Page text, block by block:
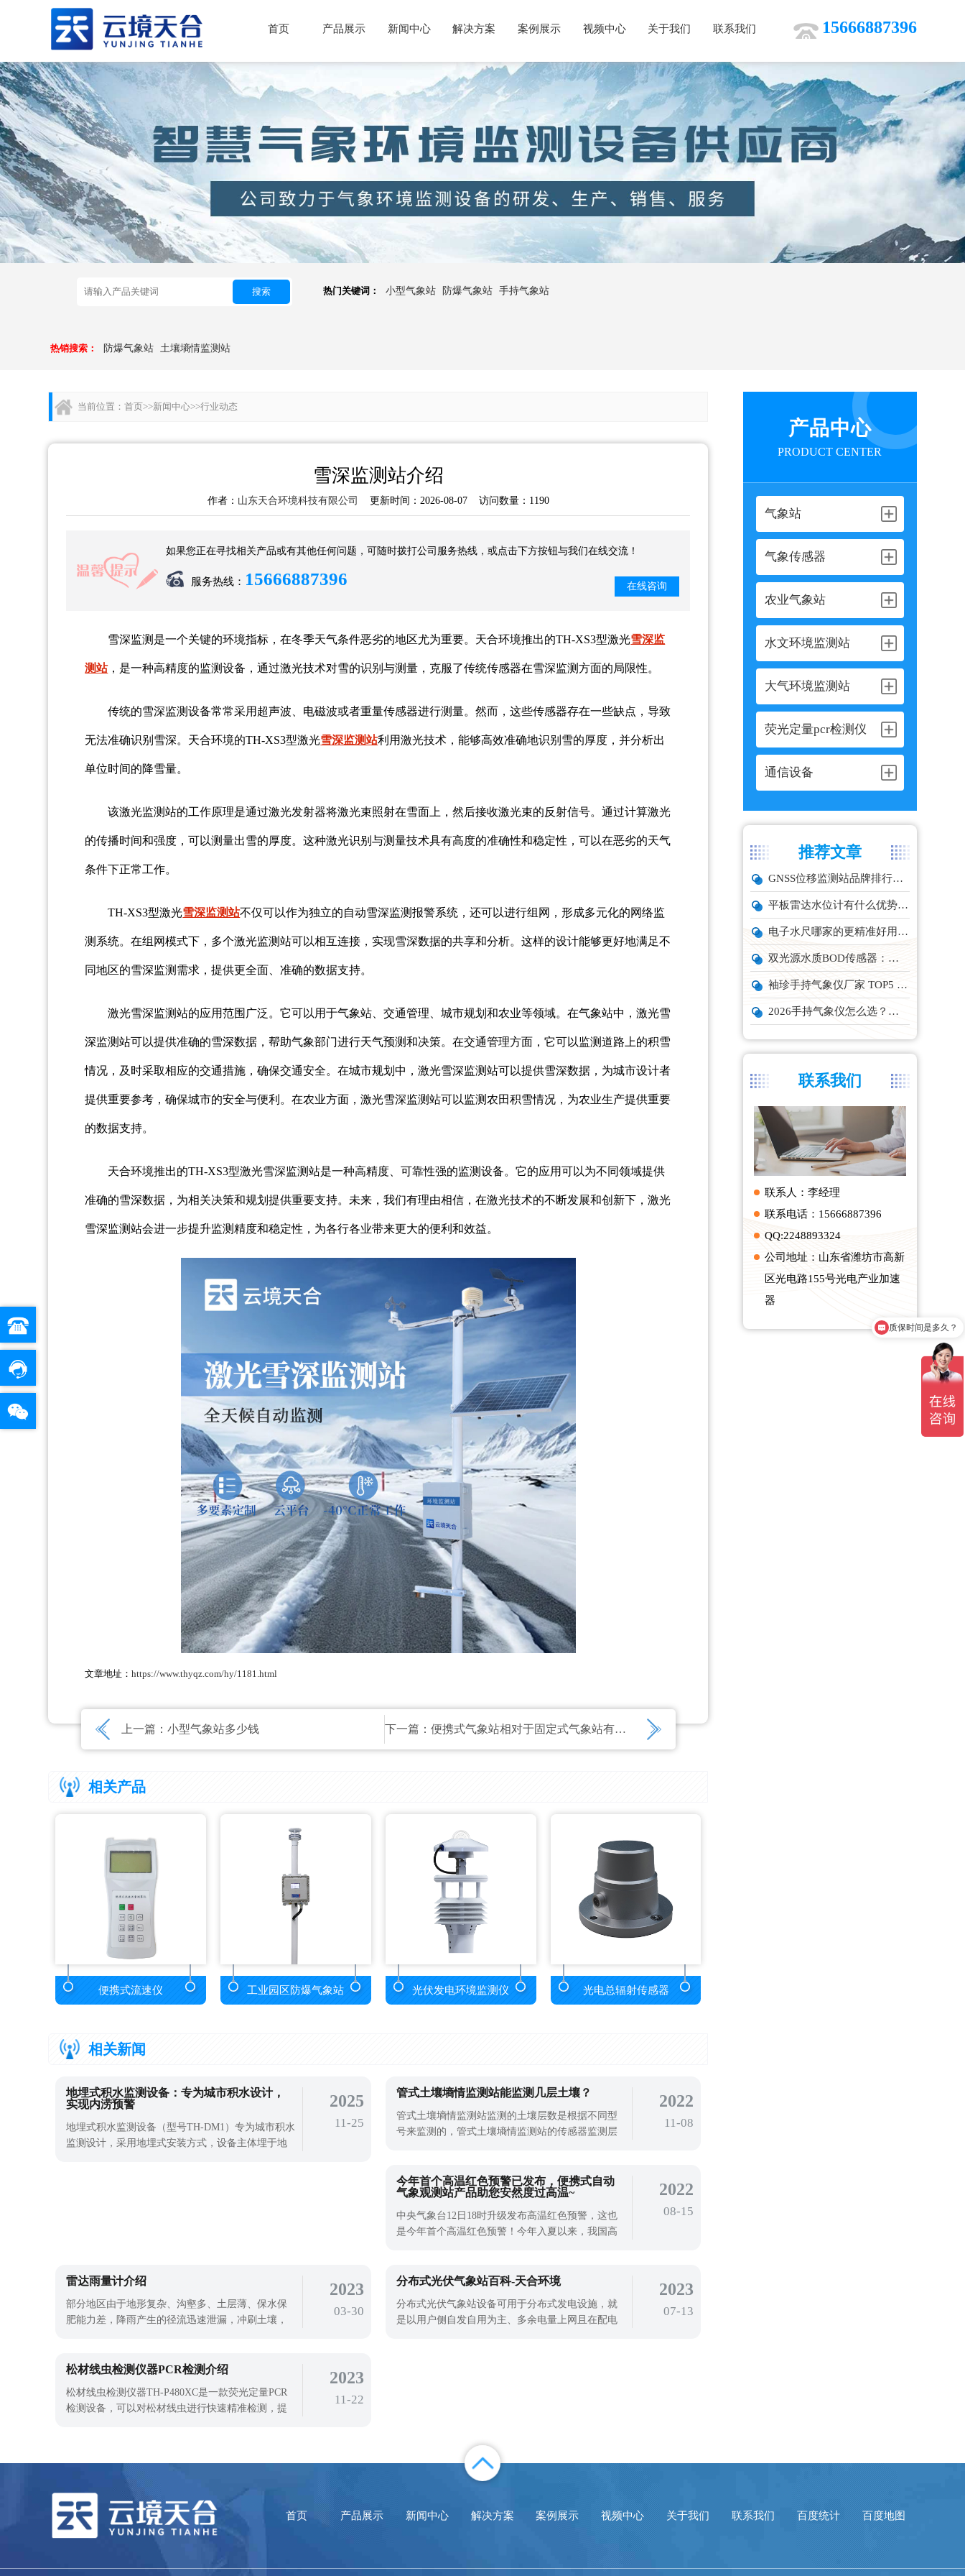
15666887396
首页 产品展示 新闻中心 解决方案 案例展示 视频中心 关于我们 联系我们
搜索 热门关键词： 小型气象站 防爆气象站 手持气象站
热销搜索： 防爆气象站 土壤墒情监测站
产品中心
PRODUCT CENTER
气象站
气象传感器
农业气象站
水文环境监测站
大气环境监测站
荧光定量pcr检测仪
通信设备
推荐文章
GNSS位移监测站品牌排行与选型推荐
平板雷达水位计有什么优势？精准耐用品牌top1推荐！
电子水尺哪家的更精准好用？推荐云境天合TH-SC系列经济型设备
双光源水质BOD传感器：在线水体有机物监测设备厂家推荐
袖珍手持气象仪厂家 TOP5 实力榜单
2026手持气象仪怎么选？云境天合、天蔚主流机型深度测评
联系我们
联系人：李经理
联系电话：15666887396
QQ:2248893324
公司地址：山东省潍坊市高新
区光电路155号光电产业加速
器
当前位置：首页>>新闻中心>>行业动态
雪深监测站介绍
作者： 山东天合环境科技有限公司 更新时间：2026-08-07 访问数量：1190
如果您正在寻找相关产品或有其他任何问题，可随时拨打公司服务热线，或点击下方按钮与我们在线交流！
服务热线： 15666887396 在线咨询
雪深监测是一个关键的环境指标，在冬季天气条件恶劣的地区尤为重要。天合环境推出的TH-XS3型激光雪深监
测站，是一种高精度的监测设备，通过激光技术对雪的识别与测量，克服了传统传感器在雪深监测方面的局限性。
传统的雪深监测设备常常采用超声波、电磁波或者重量传感器进行测量。然而，这些传感器存在一些缺点，导致
无法准确识别雪深。天合环境的TH-XS3型激光雪深监测站利用激光技术，能够高效准确地识别雪的厚度，并分析出
单位时间的降雪量。
该激光监测站的工作原理是通过激光发射器将激光束照射在雪面上，然后接收激光束的反射信号。通过计算激光
的传播时间和强度，可以测量出雪的厚度。这种激光识别与测量技术具有高度的准确性和稳定性，可以在恶劣的天气
条件下正常工作。
TH-XS3型激光雪深监测站不仅可以作为独立的自动雪深监测报警系统，还可以进行组网，形成多元化的网络监
测系统。在组网模式下，多个激光监测站可以相互连接，实现雪深数据的共享和分析。这样的设计能够更好地满足不
同地区的雪深监测需求，提供更全面、准确的数据支持。
激光雪深监测站的应用范围广泛。它可以用于气象站、交通管理、城市规划和农业等领域。在气象站中，激光雪
深监测站可以提供准确的雪深数据，帮助气象部门进行天气预测和决策。在交通管理方面，它可以监测道路上的积雪
情况，及时采取相应的交通措施，确保交通安全。在城市规划中，激光雪深监测站可以提供雪深数据，为城市设计者
提供重要参考，确保城市的安全与便利。在农业方面，激光雪深监测站可以监测农田积雪情况，为农业生产提供重要
的数据支持。
天合环境推出的TH-XS3型激光雪深监测站是一种高精度、可靠性强的监测设备。它的应用可以为不同领域提供
准确的雪深数据，为相关决策和规划提供重要支持。未来，我们有理由相信，在激光技术的不断发展和创新下，激光
雪深监测站会进一步提升监测精度和稳定性，为各行各业带来更大的便利和效益。
文章地址：https://www.thyqz.com/hy/1181.html
上一篇：小型气象站多少钱 下一篇： 便携式气象站相对于固定式气象站有哪些优势？
相关产品
便携式流速仪 工业园区防爆气象站 光伏发电环境监测仪 光电总辐射传感器
相关新闻
地埋式积水监测设备：专为城市积水设计，
实现内涝预警
地埋式积水监测设备（型号TH-DM1）专为城市积水
监测设计，采用地埋式安装方式，设备主体埋于地
2025
11-25
管式土壤墒情监测站能监测几层土壤？
管式土壤墒情监测站监测的土壤层数是根据不同型
号来监测的，管式土壤墒情监测站的传感器监测层
度的土壤水分测量仪器，具有高灵敏度。通过对土
壤中介电常数的分析，可以准确反映土壤中的水分
含量。管式土壤墒情监测站体积小，携带
2022
11-08
今年首个高温红色预警已发布，便携式自动
气象观测站产品助您安然度过高温~
中央气象台12日18时升级发布高温红色预警，这也
是今年首个高温红色预警！今年入夏以来，我国高
江苏、浙江等地部分地区出现40℃以上的高温天
部、安徽东南部、浙江中北部及四川简阳、江
2022
08-15
雷达雨量计介绍
部分地区由于地形复杂、沟壑多、土层薄、保水保
肥能力差，降雨产生的径流迅速泄漏，冲刷土壤，
水，一般采用沟渠种植技术。而降雨对现在农业的
监测。雷达雨量计比起以往的降雨监测设
2023
03-30
分布式光伏气象站百科-天合环境
分布式光伏气象站设备可用于分布式发电设施，就
是以用户侧自发自用为主、多余电量上网且在配电
2023
07-13
松材线虫检测仪器PCR检测介绍
松材线虫检测仪器TH-P480XC是一款荧光定量PCR
检测设备，可以对松材线虫进行快速精准检测，提
线虫扩散对所有感染的树木都是致命的。所以，使
用松材线虫检测仪器是目前松材线虫检测的
2023
11-22
首页 产品展示 新闻中心 解决方案 案例展示 视频中心 关于我们 联系我们 百度统计 百度地图
产品有检测证书吗？